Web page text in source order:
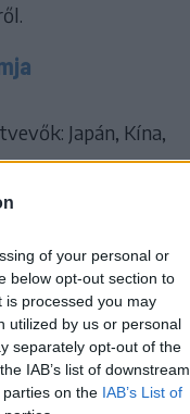
of your personal or
below opt-out section to
processed you may
utilized by us or personal
separately opt-out of the
IAB’s list of downstream
on the IAB’s List of
Japán, Kína,